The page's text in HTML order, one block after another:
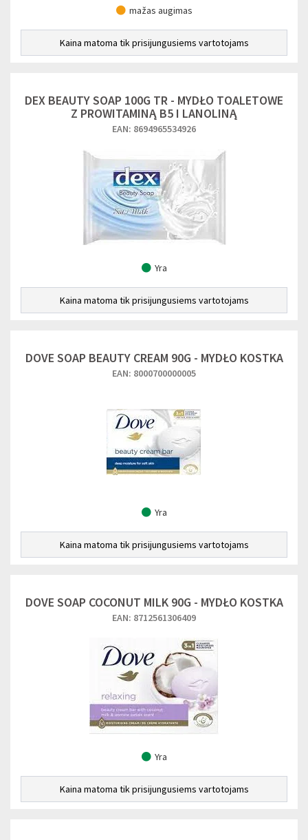
mažas augimas
Kaina matoma tik prisijungusiems vartotojams
DEX BEAUTY SOAP 100G TR - MYDŁO TOALETOWE
Z PROWITAMINĄ B5 I LANOLINĄ
EAN: 8694965534926
Yra
Kaina matoma tik prisijungusiems vartotojams
DOVE SOAP BEAUTY CREAM 90G - MYDŁO KOSTKA
EAN: 8000700000005
Yra
Kaina matoma tik prisijungusiems vartotojams
DOVE SOAP COCONUT MILK 90G - MYDŁO KOSTKA
EAN: 8712561306409
Yra
Kaina matoma tik prisijungusiems vartotojams